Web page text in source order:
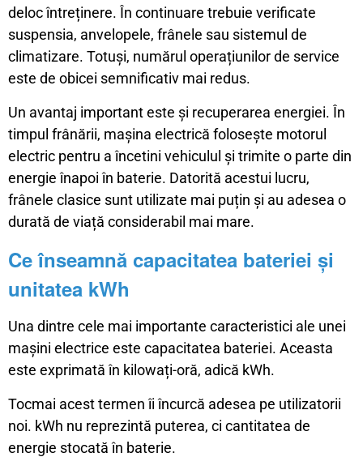
deloc întreținere. În continuare trebuie verificate
suspensia, anvelopele, frânele sau sistemul de
climatizare. Totuși, numărul operațiunilor de service
este de obicei semnificativ mai redus.
Un avantaj important este și recuperarea energiei. În
timpul frânării, mașina electrică folosește motorul
electric pentru a încetini vehiculul și trimite o parte din
energie înapoi în baterie. Datorită acestui lucru,
frânele clasice sunt utilizate mai puțin și au adesea o
durată de viață considerabil mai mare.
Ce înseamnă capacitatea bateriei și
unitatea kWh
Una dintre cele mai importante caracteristici ale unei
mașini electrice este capacitatea bateriei. Aceasta
este exprimată în kilowați-oră, adică kWh.
Tocmai acest termen îi încurcă adesea pe utilizatorii
noi. kWh nu reprezintă puterea, ci cantitatea de
energie stocată în baterie.